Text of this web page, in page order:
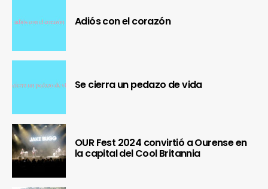
Adiós con el corazón
Se cierra un pedazo de vida
OUR Fest 2024 convirtió a Ourense en
la capital del Cool Britannia